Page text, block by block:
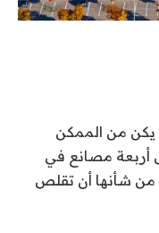
من الممكن
أربعة مصانع في
من شأنها أن تقلص